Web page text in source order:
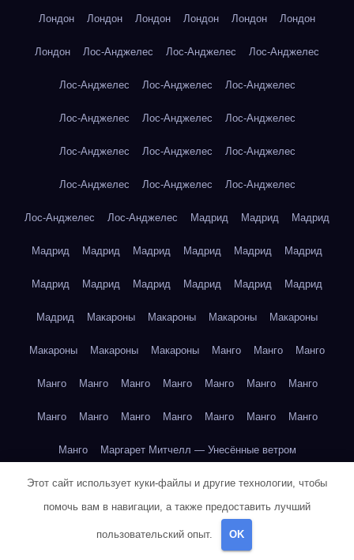
Лондон Лондон Лондон Лондон Лондон Лондон
Лондон Лос-Анджелес Лос-Анджелес Лос-Анджелес
Лос-Анджелес Лос-Анджелес Лос-Анджелес
Лос-Анджелес Лос-Анджелес Лос-Анджелес
Лос-Анджелес Лос-Анджелес Лос-Анджелес
Лос-Анджелес Лос-Анджелес Лос-Анджелес
Лос-Анджелес Лос-Анджелес Мадрид Мадрид Мадрид
Мадрид Мадрид Мадрид Мадрид Мадрид Мадрид
Мадрид Мадрид Мадрид Мадрид Мадрид Мадрид
Мадрид Макароны Макароны Макароны Макароны
Макароны Макароны Макароны Манго Манго Манго
Манго Манго Манго Манго Манго Манго Манго
Манго Манго Манго Манго Манго Манго Манго
Манго Маргарет Митчелл — Унесённые ветром
Марк Твен — Приключения Тома Сойера
Марк Твен — Приключения Тома Сойера
Марк Твен — Приключения Тома Сойера
Этот сайт использует куки-файлы и другие технологии, чтобы
помочь вам в навигации, а также предоставить лучший
пользовательский опыт. OK